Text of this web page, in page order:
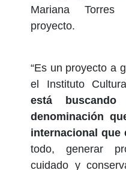
Mariana
proyecto.
“Es un proyecto a
el Instituto
está
denominación
internacional que
todo, generar
cuidado y